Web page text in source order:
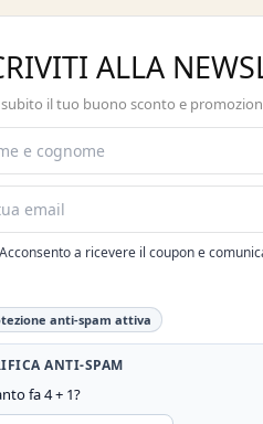
ALLA
subito il tuo buono sconto e
Acconsento a ricevere il coupon e
anti-spam attiva
ANTI-SPAM
fa 4 + 1?